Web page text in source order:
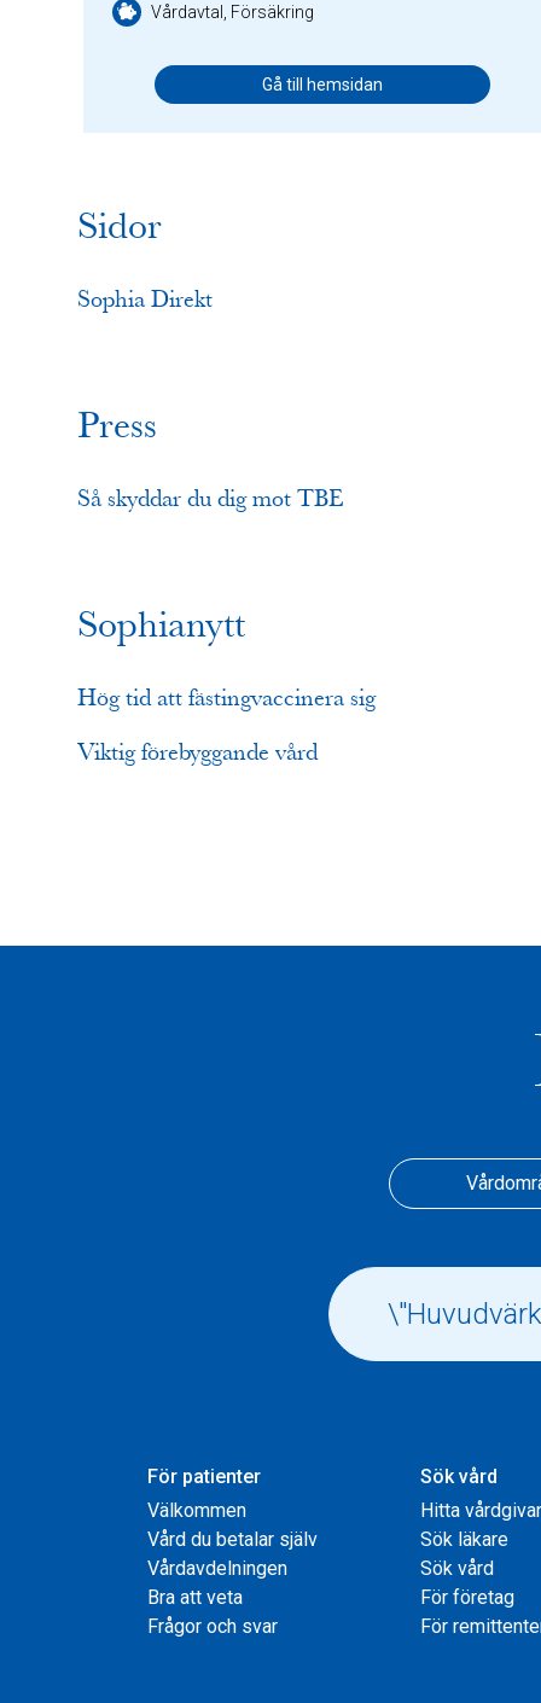
Vårdavtal, Försäkring
Gå till hemsidan
Sidor
Sophia Direkt
Press
Så skyddar du dig mot TBE
Sophianytt
Hög tid att fästingvaccinera sig
Viktig förebyggande vård
För patienter
Välkommen
Vård du betalar själv
Vårdavdelningen
Bra att veta
Frågor och svar
Sök vård
Hitta
Sök läkare
Sök vård
För företag
För